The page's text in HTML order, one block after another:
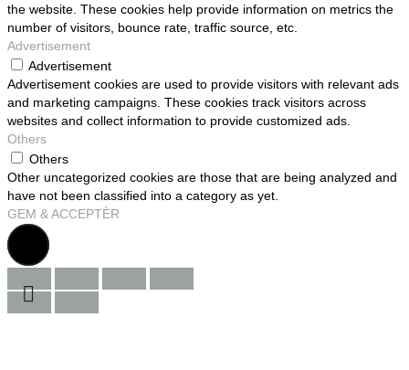
the website. These cookies help provide information on metrics the
number of visitors, bounce rate, traffic source, etc.
Advertisement
Advertisement
Advertisement cookies are used to provide visitors with relevant ads
and marketing campaigns. These cookies track visitors across
websites and collect information to provide customized ads.
Others
Others
Other uncategorized cookies are those that are being analyzed and
have not been classified into a category as yet.
GEM & ACCEPTÈR